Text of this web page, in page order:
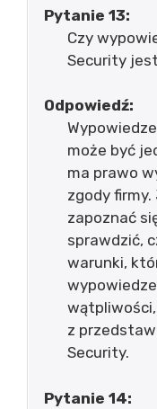
Pytanie 13:
Czy
Security
Odpowiedź:
może być
ma prawo
zgody
zapoznać
sprawdzić,
warunki,
z
Security.
Pytanie 14: